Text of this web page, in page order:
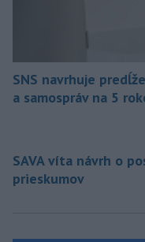
SNS navrhuje
a samospráv na 5
SAVA víta návrh o
prieskumov